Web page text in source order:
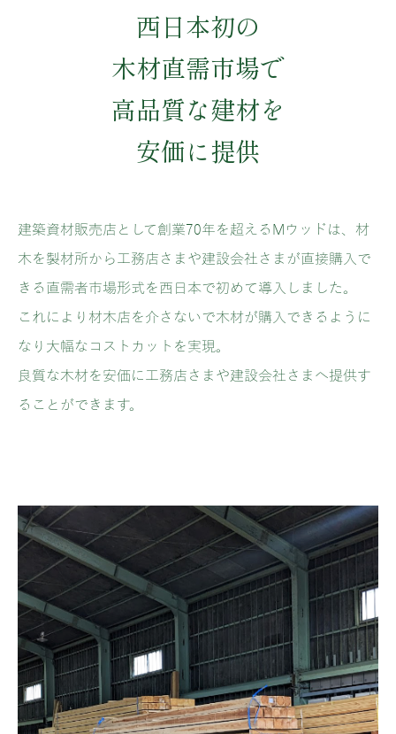
西日本初の
木材直需市場で
高品質な建材を
安価に提供
建築資材販売店として創業70年を超えるMウッドは、材
木を製材所から工務店さまや建設会社さまが直接購入で
きる直需者市場形式を西日本で初めて導入しました。
これにより材木店を介さないで木材が購入できるように
なり大幅なコストカットを実現。
良質な木材を安価に工務店さまや建設会社さまへ提供す
ることができます。